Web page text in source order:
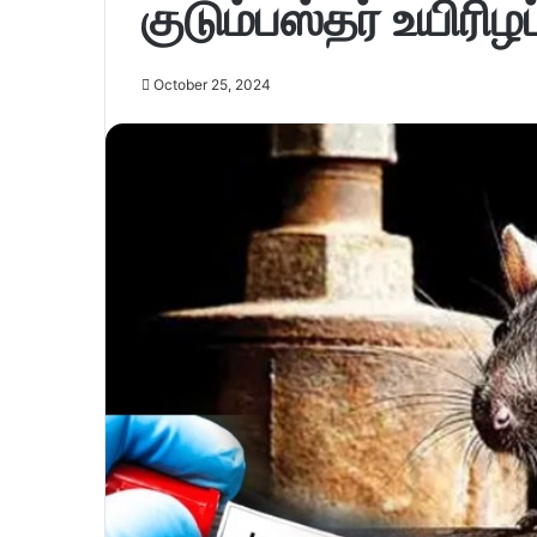
குடும்பஸ்தர்
October 25, 2024